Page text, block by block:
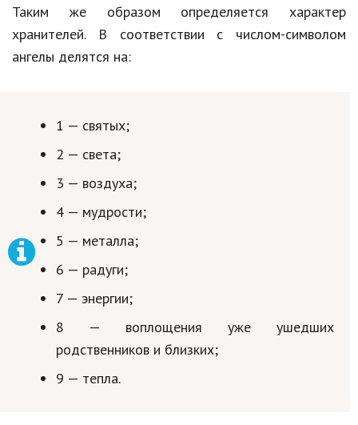
Таким же образом определяется характер
хранителей. В соответствии с числом-символом
ангелы делятся на:
1 — святых;
2 — света;
3 — воздуха;
4 — мудрости;
5 — металла;
6 — радуги;
7 — энергии;
8 — воплощения уже ушедших
родственников и близких;
9 — тепла.